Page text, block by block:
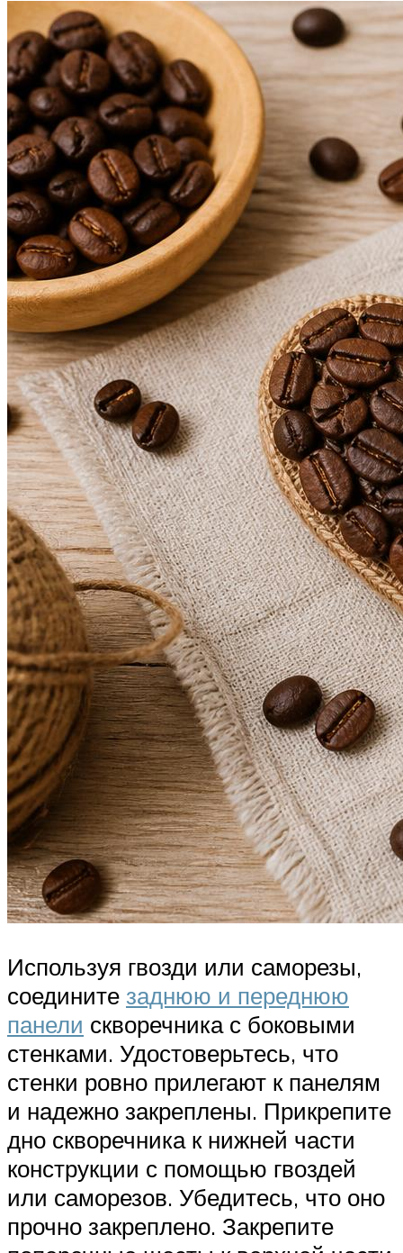
Используя гвозди или саморезы,
соедините заднюю и переднюю
панели скворечника с боковыми
стенками. Удостоверьтесь, что
стенки ровно прилегают к панелям
и надежно закреплены. Прикрепите
дно скворечника к нижней части
конструкции с помощью гвоздей
или саморезов. Убедитесь, что оно
прочно закреплено. Закрепите